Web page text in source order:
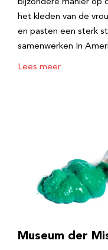
bijzondere manier op
het kleden van de
en pasten een sterk
samenwerken In
Lees meer
Museum der